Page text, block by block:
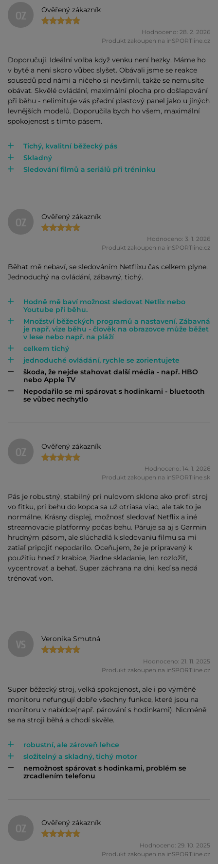
OZ Ověřený zákazník
Hodnoceno: 28. 2. 2026
Produkt zakoupen na inSPORTline.cz
Doporučuji. Ideální volba když venku není hezky. Máme ho
v bytě a není skoro vůbec slyšet. Obávali jsme se reakce
sousedů pod námi a ničeho si nevšimli, takže se nemusíte
obávat. Skvělé ovládání, maximální plocha pro došlapování
při běhu - nelimituje vás přední plastový panel jako u jiných
levnějších modelů. Doporučila bych ho všem, maximální
spokojenost s tímto pásem.
Tichý, kvalitní běžecký pás
Skladný
Sledování filmů a seriálů při tréninku
OZ Ověřený zákazník
Hodnoceno: 3. 1. 2026
Produkt zakoupen na inSPORTline.cz
Běhat mě nebaví, se sledováním Netflixu čas celkem plyne.
Jednoduchý na ovládání, zábavný, tichý.
Hodně mě baví možnost sledovat Netlix nebo
Youtube při běhu.
Množství běžeckých programů a nastavení. Zábavná
je např. vize běhu - člověk na obrazovce může běžet
v lese nebo např. na pláží
celkem tichý
jednoduché ovládání, rychle se zorientujete
škoda, že nejde stahovat další média - např. HBO
nebo Apple TV
Nepodařilo se mi spárovat s hodinkami - bluetooth
se vůbec nechytlo
OZ Ověřený zákazník
Hodnoceno: 14. 1. 2026
Produkt zakoupen na inSPORTline.sk
Pás je robustný, stabilný pri nulovom sklone ako profi stroj
vo fitku, pri behu do kopca sa už otriasa viac, ale tak to je
normálne. Krásny displej, možnosť sledovať Netflix a iné
streamovacie platformy počas behu. Páruje sa aj s Garmin
hrudným pásom, ale slúchadlá k sledovaniu filmu sa mi
zatiaľ pripojiť nepodarilo. Oceňujem, že je pripravený k
použitiu hneď z krabice, žiadne skladanie, len rozložiť,
vycentrovať a behať. Super záchrana na dni, keď sa nedá
trénovať von.
VS Veronika Smutná
Hodnoceno: 21. 11. 2025
Produkt zakoupen na inSPORTline.cz
Super běžecký stroj, velká spokojenost, ale i po výměně
monitoru nefungují dobře všechny funkce, které jsou na
monitoru v nabídce(např. párování s hodinkami). Nicméně
se na stroji běhá a chodí skvěle.
robustní, ale zároveň lehce
složitelný a skladný, tichý motor
nemožnost spárovat s hodinkami, problém se
zrcadlením telefonu
OZ Ověřený zákazník
Hodnoceno: 29. 10. 2025
Produkt zakoupen na inSPORTline.cz